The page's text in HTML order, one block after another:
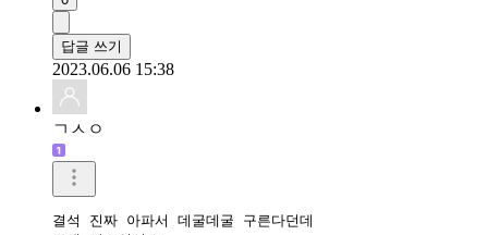
답글 쓰기
2023.06.06 15:38
ㄱㅅㅇ
결석 진짜 아파서 데굴데굴 구른다던데